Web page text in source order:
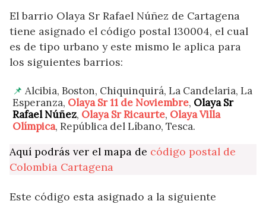
El barrio Olaya Sr Rafael Núñez de Cartagena
tiene asignado el código postal 130004, el cual
es de tipo urbano y este mismo le aplica para
los siguientes barrios:
Alcibia, Boston, Chiquinquirá, La Candelaria, La
Esperanza, Olaya Sr 11 de Noviembre, Olaya Sr
Rafael Núñez, Olaya Sr Ricaurte, Olaya Villa
Olímpica, República del Líbano, Tesca.
Aquí podrás ver el mapa de código postal de
Colombia Cartagena
Este código esta asignado a la siguiente